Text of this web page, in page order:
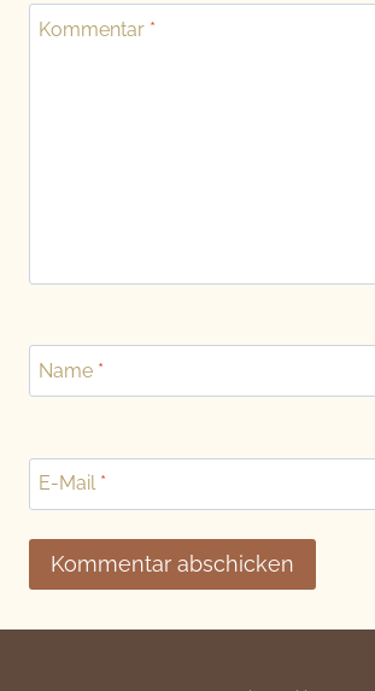
Kommentar *
Name *
E-Mail *